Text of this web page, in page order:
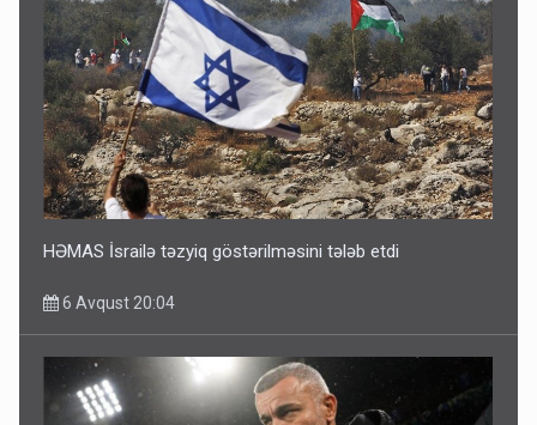
HƏMAS İsrailə təzyiq göstərilməsini tələb etdi
6 Avqust 20:04